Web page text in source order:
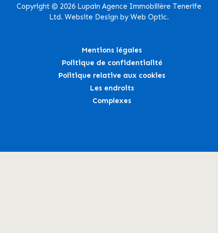
Copyright © 2026 Lupain Agence Immobilière Tenerife
Ltd. Website Design by Web Optic.
Mentions légales
Politique de confidentialité
Politique relative aux cookies
Les endroits
Complexes